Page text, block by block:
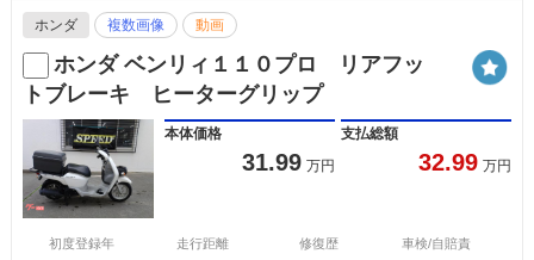
ホンダ 複数画像 動画
ホンダ ベンリィ１１０プロ リアフッ
トブレーキ ヒーターグリップ
本体価格
31.99 万円
支払総額
32.99 万円
初度登録年 走行距離 修復歴 車検/自賠責